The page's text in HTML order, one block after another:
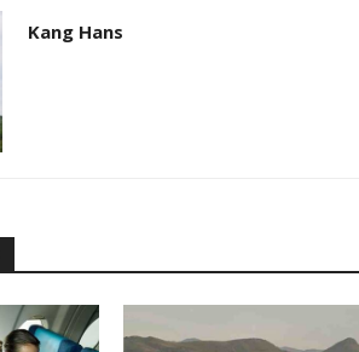
Kang Hans